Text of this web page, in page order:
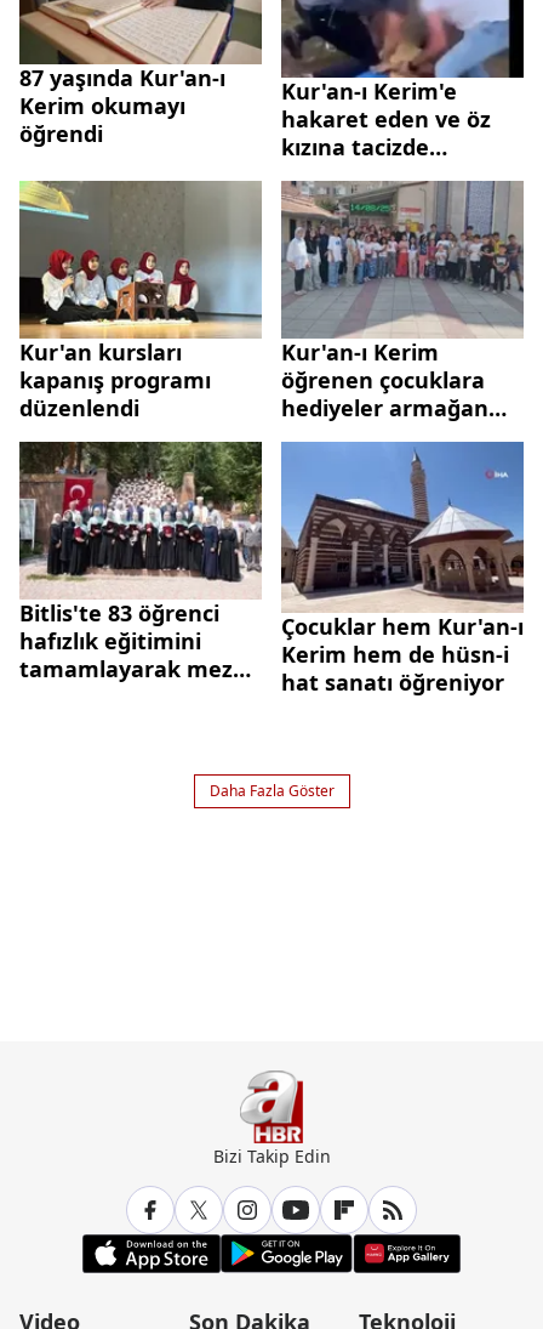
87 yaşında Kur'an-ı
Kerim okumayı
öğrendi
Kur'an-ı Kerim'e
hakaret eden ve öz
kızına tacizde
bulunan şahıs
yakalandı
Kur'an kursları
kapanış programı
düzenlendi
Kur'an-ı Kerim
öğrenen çocuklara
hediyeler armağan
edildi
Bitlis'te 83 öğrenci
hafızlık eğitimini
tamamlayarak mezun
Çocuklar hem Kur'an-ı
Kerim hem de hüsn-i
hat sanatı öğreniyor
Daha Fazla Göster
Bizi Takip Edin
Video Son Dakika Teknoloji